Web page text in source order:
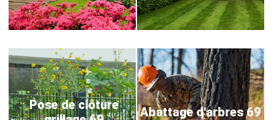
Pose de clôture
Abattage d'arbres 69